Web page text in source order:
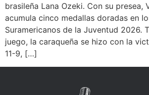
brasileña Lana Ozeki. Con su presea,
acumula cinco medallas doradas en
Suramericanos de la Juventud 2026.
juego, la caraqueña se hizo con la
11-9, […]